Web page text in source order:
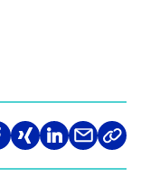
Teilen
auf
Teilen
auf
Teilen
über
Link